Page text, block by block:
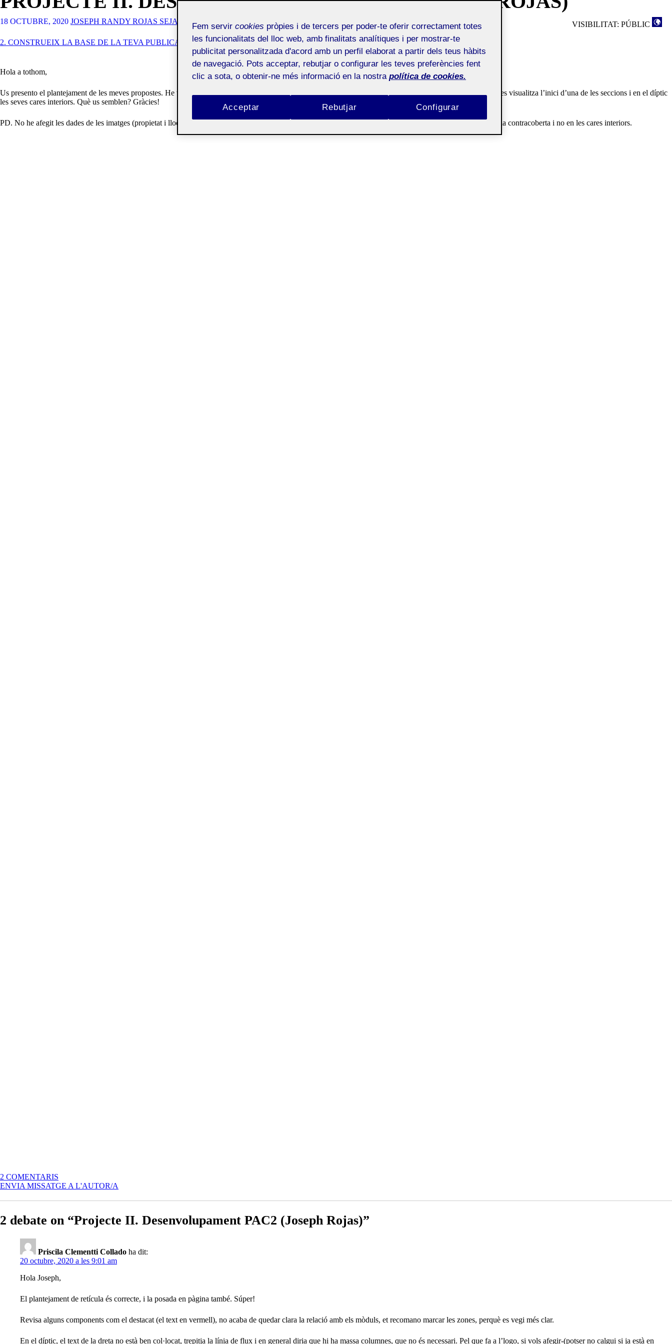
18 OCTUBRE, 2020 JOSEPH RANDY ROJAS SEJAS VISIBILITAT: PÚBLIC
2. CONSTRUEIX LA BASE DE LA TEVA PUBLICACIÓ, DEFINEIX UNA RETÍCULA!
Hola a tothom,
Us presento el plantejament de les meves propostes. He volgut treballar-les amb molta cura i detall, motiu pel qual he tardat una mica en pujar-les. En la revista es visualitza l’inici d’una de les seccions i en el díptic
les seves cares interiors. Què us semblen? Gràcies!
PD. No he afegit les dades de les imatges (propietat i lloc d’extracció) perquè ja existeix una secció de la revista on s’inclou això i en el cas del díptic estaria en la contracoberta i no en les cares interiors.
2 COMENTARIS
PROJECTE
DESENVOLUPAMENT
(JOSEPH
ENVIA MISSATGE A L'AUTOR/A
2 debate on “Projecte II. Desenvolupament PAC2 (Joseph Rojas)”
Priscila Clementti Collado ha dit:
20 octubre, 2020 a les 9:01 am
Hola Joseph,
El plantejament de retícula és correcte, i la posada en pàgina també. Súper!
Revisa alguns components com el destacat (el text en vermell), no acaba de quedar clara la relació amb els mòduls, et recomano marcar les zones, perquè es vegi més clar.
En el díptic, el text de la dreta no està ben col·locat, trepitja la línia de flux i en general diria que hi ha massa columnes, que no és necessari. Pel que fa a l’logo, si vols afegir-(potser no calgui si ja està en
Fem servir cookies pròpies i de tercers per poder-te oferir correctament totes
les funcionalitats del lloc web, amb finalitats analítiques i per mostrar-te
publicitat personalitzada d'acord amb un perfil elaborat a partir dels teus hàbits
de navegació. Pots acceptar, rebutjar o configurar les teves preferències fent
clic a sota, o obtenir-ne més informació en la nostra política de cookies.
Rebutjar
Acceptar Configurar